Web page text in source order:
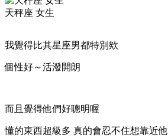
天秤座 女生
我覺得比其星座男都特別欸
個性好～活潑開朗
而且覺得他們好聰明喔
懂的東西超級多 真的會忍不住想靠近他